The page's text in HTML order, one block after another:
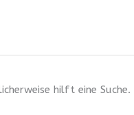
hilft eine Suche.